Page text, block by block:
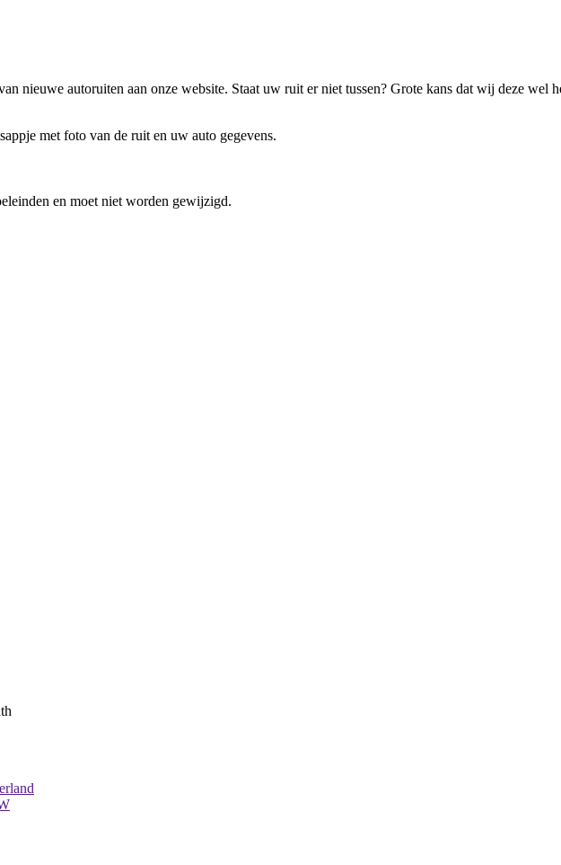
nieuwe autoruiten aan onze website. Staat uw ruit er niet tussen? Grote kans dat wij deze
met foto van de ruit en uw auto gegevens.
en moet niet worden gewijzigd.